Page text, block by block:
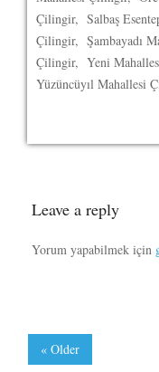
Çilingir, Salbaş
Çilingir, Şambayadı
Çilingir, Yeni
Yüzüncüyıl Mahallesi
Leave a reply
Yorum yapabilmek için
« Older